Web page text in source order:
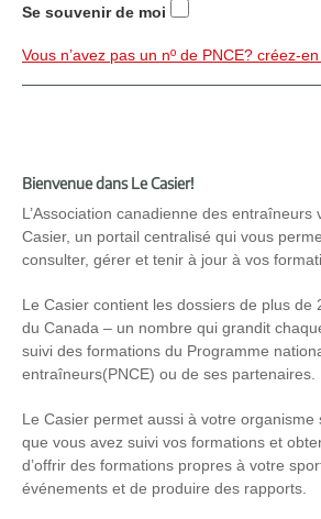
Se souvenir de moi
Vous n’avez pas un nº de PNCE? créez-
Bienvenue dans Le Casier!
L’Association canadienne des entraîneurs
Casier, un portail centralisé qui vous
consulter, gérer et tenir à jour à vos
Le Casier contient les dossiers de plus de
du Canada – un nombre qui grandit
suivi des formations du Programme
entraîneurs(PNCE) ou de ses partenaires.
Le Casier permet aussi à votre organisme
que vous avez suivi vos formations et
d’offrir des formations propres à votre
événements et de produire des rapports.